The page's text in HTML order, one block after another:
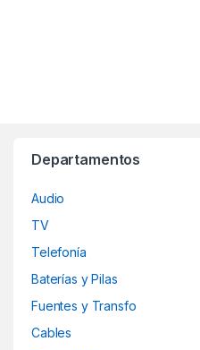
Departamentos
Audio
TV
Telefonía
Baterías y Pilas
Fuentes y Transfo
Cables